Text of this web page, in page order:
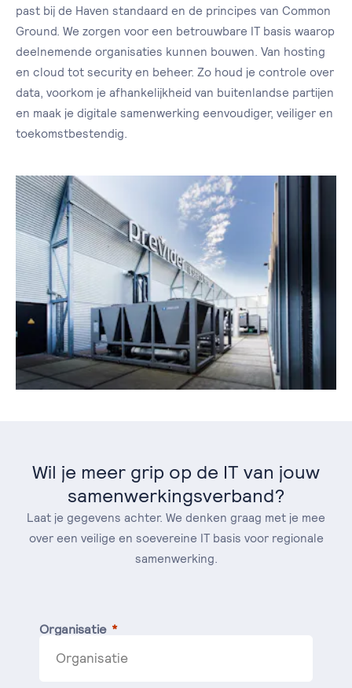
past bij de Haven standaard en de principes van Common
Ground. We zorgen voor een betrouwbare IT basis waarop
deelnemende organisaties kunnen bouwen. Van hosting
en cloud tot security en beheer. Zo houd je controle over
data, voorkom je afhankelijkheid van buitenlandse partijen
en maak je digitale samenwerking eenvoudiger, veiliger en
toekomstbestendig.
Wil je meer grip op de IT van jouw
samenwerkingsverband?
Laat je gegevens achter. We denken graag met je mee
over een veilige en soevereine IT basis voor regionale
samenwerking.
Organisatie